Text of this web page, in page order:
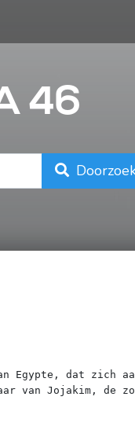
46
Egypte, dat zich
van Jojakim, de